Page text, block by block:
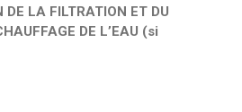
DE LA FILTRATION ET DU
DE L’EAU (si